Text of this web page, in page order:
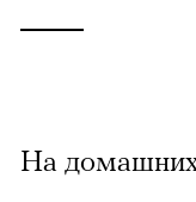
На